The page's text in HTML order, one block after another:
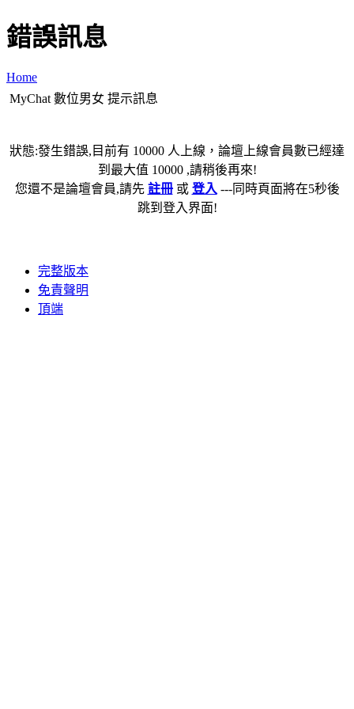
錯誤訊息
Home
MyChat 數位男女 提示訊息
狀態:發生錯誤,目前有 10000 人上線，論壇上線會員數已經達
到最大值 10000 ,請稍後再來!
您還不是論壇會員,請先 註冊或 登入 ---同時頁面將在5秒後
跳到登入界面!
完整版本
免責聲明
頂端